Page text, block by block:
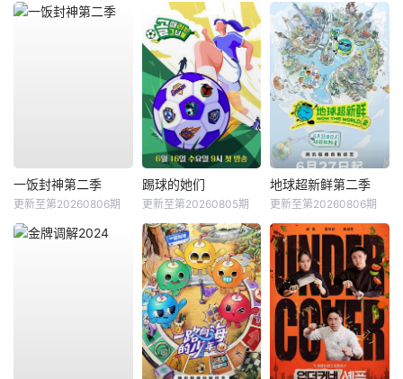
一饭封神第二季
更新至第20260806期
踢球的她们
更新至第20260805期
地球超新鲜第二季
更新至第20260806期